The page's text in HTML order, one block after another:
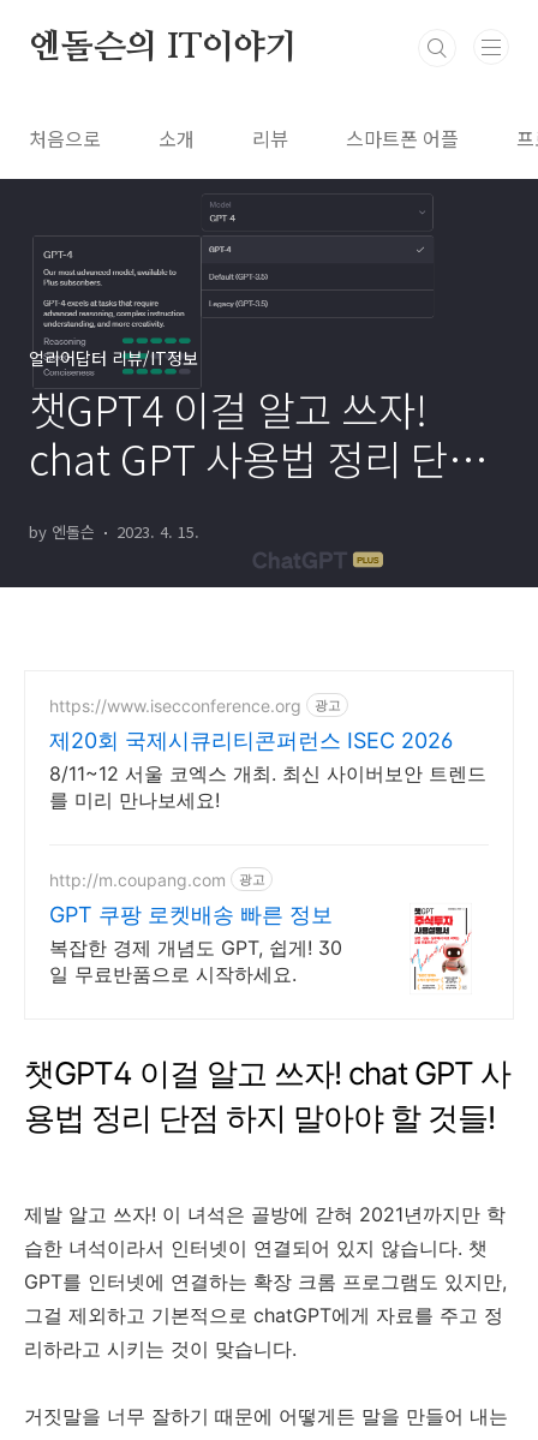
엔돌슨의 IT이야기
처음으로 소개 리뷰 스마트폰 어플
얼리어답터 리뷰/IT정보
챗GPT4 이걸 알고 쓰자!
chat GPT 사용법 정리 단점
by 엔돌슨 2023. 4. 15.
https://www.isecconference.org 광고
제20회 국제시큐리티콘퍼런스 ISEC 2026
8/11~12 서울 코엑스 개최. 최신 사이버보안 트렌드
를 미리 만나보세요!
http://m.coupang.com 광고
GPT 쿠팡 로켓배송 빠른 정보
복잡한 경제 개념도 GPT, 쉽게! 30
일 무료반품으로 시작하세요.
챗GPT4 이걸 알고 쓰자! chat GPT 사
용법 정리 단점 하지 말아야 할 것들!
제발 알고 쓰자! 이 녀석은 골방에 갇혀 2021년까지만 학
습한 녀석이라서 인터넷이 연결되어 있지 않습니다. 챗
GPT를 인터넷에 연결하는 확장 크롬 프로그램도 있지만,
그걸 제외하고 기본적으로 chatGPT에게 자료를 주고 정
리하라고 시키는 것이 맞습니다.
거짓말을 너무 잘하기 때문에 어떻게든 말을 만들어 내는